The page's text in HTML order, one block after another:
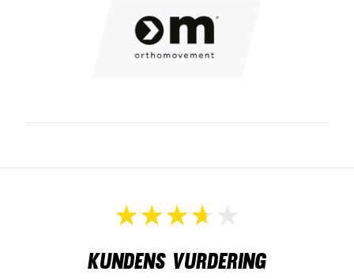
Kundens vurdering